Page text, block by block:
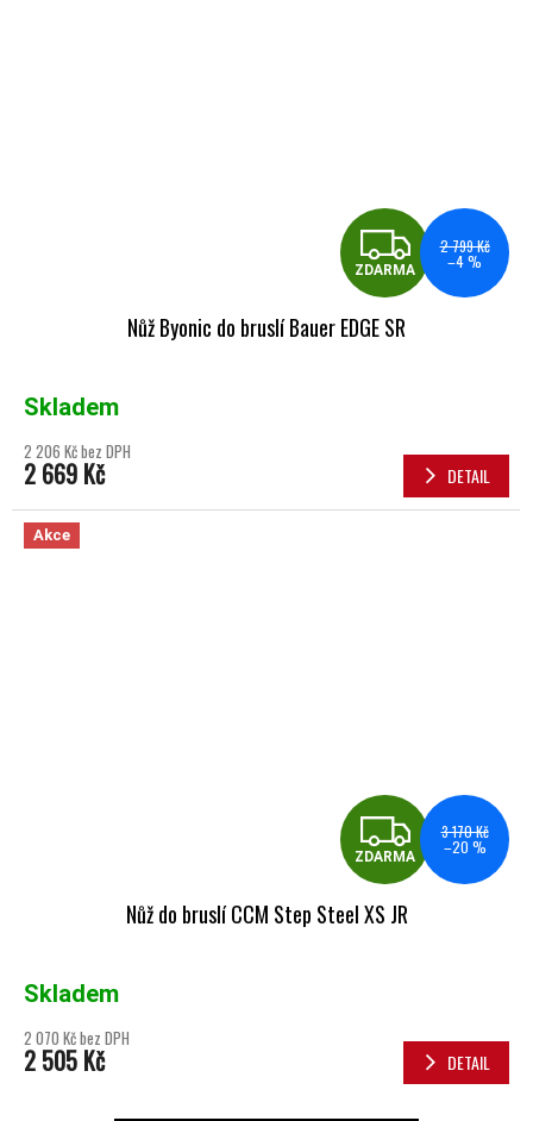
ZDARMA
2 799 Kč
–4 %
Nůž Byonic do bruslí Bauer EDGE SR
Skladem
2 206 Kč bez DPH
2 669 Kč DETAIL
Akce
ZDARMA
3 170 Kč
–20 %
Nůž do bruslí CCM Step Steel XS JR
Skladem
2 070 Kč bez DPH
2 505 Kč DETAIL